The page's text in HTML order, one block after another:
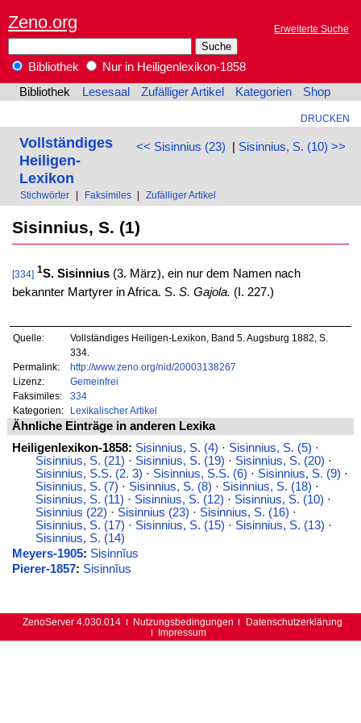
Zeno.org Erweiterte Suche
Bibliothek
Nur in Heiligenlexikon-1858
Bibliothek
Lesesaal Zufälliger Artikel Kategorien Shop
DRUCKEN
<< Sisinnius (23) | Sisinnius, S. (10) >>
Vollständiges
Heiligen-
Lexikon
Stichwörter Faksimiles Zufälliger Artikel
Sisinnius, S. (1)
[334] 1S. Sisinnius(3. März), ein nur dem Namen nach
bekannter Martyrer in Africa. S. S. Gajola. (I. 227.)
Quelle:
Vollständiges Heiligen-Lexikon, Band 5. Augsburg 1882, S.
334.
Permalink:
http://www.zeno.org/nid/20003138267
Lizenz:
Gemeinfrei
Faksimiles:
334
Kategorien:
Lexikalischer Artikel
Ähnliche Einträge in anderen Lexika
Heiligenlexikon-1858: Sisinnius, S. (4) · Sisinnius, S. (5) ·
Sisinnius, S. (21) · Sisinnius, S. (19) · Sisinnius, S. (20) ·
Sisinnius, S.S. (2. 3) · Sisinnius, S.S. (6) · Sisinnius, S. (9) ·
Sisinnius, S. (7) · Sisinnius, S. (8) · Sisinnius, S. (18) ·
Sisinnius, S. (11) · Sisinnius, S. (12) · Sisinnius, S. (10) ·
Sisinnius (22) · Sisinnius (23) · Sisinnius, S. (16) ·
Sisinnius, S. (17) · Sisinnius, S. (15) · Sisinnius, S. (13) ·
Sisinnius, S. (14)
Meyers-1905: Sisinnĭus
Pierer-1857: Sisinnĭus
ZenoServer 4.030.014 Nutzungsbedingungen
Datenschutzerklärung
Impressum